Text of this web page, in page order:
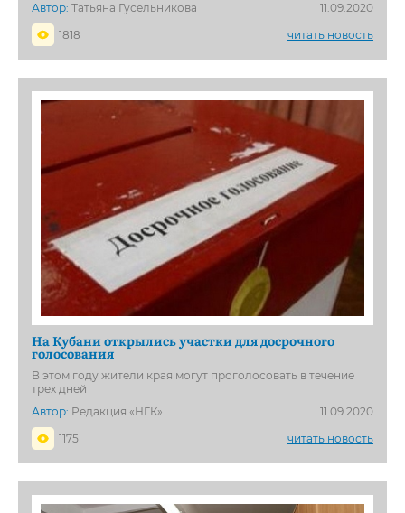
Автор: Татьяна Гусельникова
11.09.2020
1818
читать новость
На Кубани открылись участки для досрочного
голосования
В этом году жители края могут проголосовать в течение
трех дней
Автор: Редакция «НГК»
11.09.2020
1175
читать новость